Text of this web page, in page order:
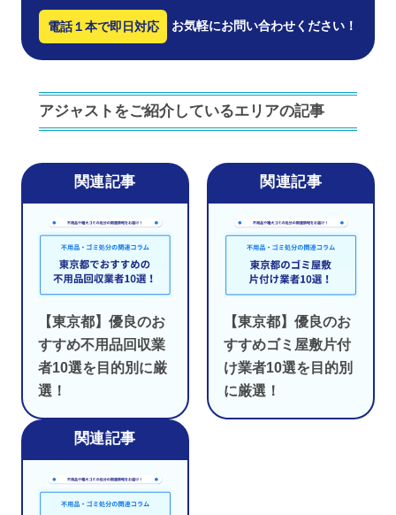
電話１本で即日対応 お気軽にお問い合わせください！
アジャストをご紹介しているエリアの記事
【東京都】優良のお
すすめ不用品回収業
者10選を目的別に厳
選！
【東京都】優良のお
すすめゴミ屋敷片付
け業者10選を目的別
に厳選！